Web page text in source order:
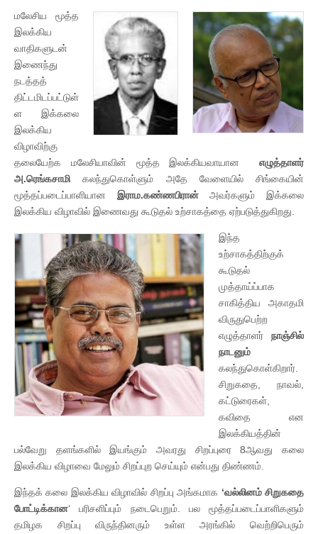
மலேசிய மூத்த
இலக்கிய
வாதிகளுடன்
இணைந்து
நடத்தத்
திட்டமிடப்பட்டுள்
ள இக்கலை
இலக்கிய
விழாவிற்கு
தலையேற்க மலேசியாவின் மூத்த இலக்கியவாயான எழுத்தாளர்
அ.ரெங்கசாமிகலந்துகொள்ளும் அதே வேளையில் சிங்கையின்
மூத்தப்படைப்பாளியான இராம.கண்ணபிரான்அவர்களும் இக்கலை
இலக்கிய விழாவில் இணைவது கூடுதல் உற்சாகத்தை ஏற்படுத்துகிறது.
இந்த
உற்சாகத்திற்குக்
கூடுதல்
முத்தாய்ப்பாக
சாகித்திய அகாதமி
விருதுபெற்ற
எழுத்தாளர் நாஞ்சில்
நாடனும்
கலந்துகொள்கிறார்.
சிறுகதை, நாவல்,
கட்டுரைகள்,
கவிதை என
இலக்கியத்தின்
பல்வேறு தளங்களில் இயங்கும் அவரது சிறப்புரை 8ஆவது கலை
இலக்கிய விழாவை மேலும் சிறப்புற செய்யும் என்பது திண்ணம்.
இந்தக் கலை இலக்கிய விழாவில் சிறப்பு அங்கமாக ‘வல்லினம் சிறுகதை
போட்டிக்கான‘ பரிசளிப்பும் நடைபெறும். பல மூத்தப்படைப்பாளிகளும்
தமிழக சிறப்பு விருந்தினரும் உள்ள அரங்கில் வெற்றிபெரும்